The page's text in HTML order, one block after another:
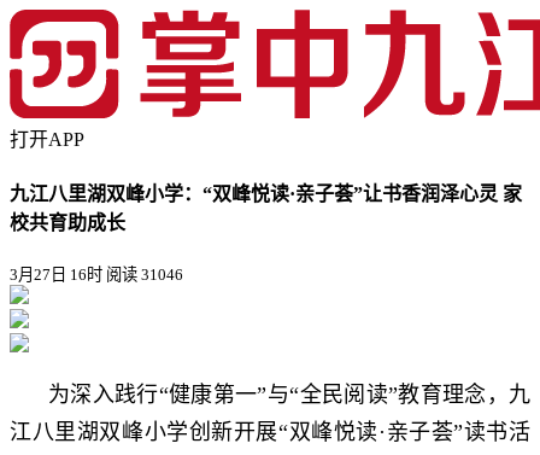
打开APP
九江八里湖双峰小学：“双峰悦读·亲子荟”让书香润泽心灵 家
校共育助成长
3月27日 16时 阅读 31046
为深入践行“健康第一”与“全民阅读”教育理念，九
江八里湖双峰小学创新开展“双峰悦读·亲子荟”读书活